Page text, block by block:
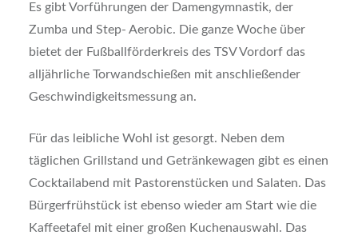
Es gibt Vorführungen der Damengymnastik, der
Zumba und Step- Aerobic. Die ganze Woche über
bietet der Fußballförderkreis des TSV Vordorf das
alljährliche Torwandschießen mit anschließender
Geschwindigkeitsmessung an.
Für das leibliche Wohl ist gesorgt. Neben dem
täglichen Grillstand und Getränkewagen gibt es einen
Cocktailabend mit Pastorenstücken und Salaten. Das
Bürgerfrühstück ist ebenso wieder am Start wie die
Kaffeetafel mit einer großen Kuchenauswahl. Das